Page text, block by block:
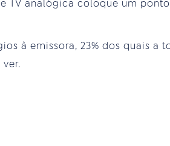
TV analógica coloque um
à emissora, 23% dos quais a